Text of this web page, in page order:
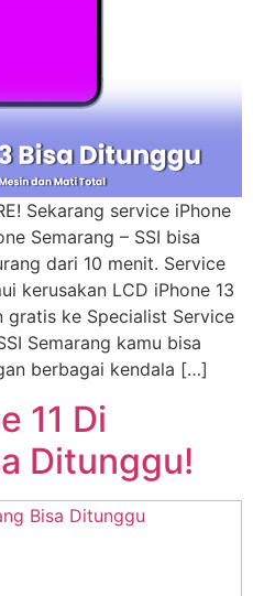
Sekarang service iPhone
Semarang – SSI bisa
dari 10 menit. Service
kerusakan LCD iPhone 13
gratis ke Specialist Service
Semarang kamu bisa
berbagai kendala […]
11 Di
Ditunggu!